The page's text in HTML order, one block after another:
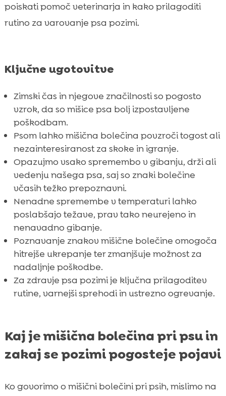
 Kako vključimo CricksyDog v zimsko rutino
za občutljive pse
Preprečevanje mišične bolečine: kako
dolgoročno okrepimo našega psa
 Zaključek
 FAQ
poiskati pomoč veterinarja in kako prilagoditi
rutino za varovanje psa pozimi.
Ključne ugotovitve
Zimski čas in njegove značilnosti so pogosto
vzrok, da so mišice psa bolj izpostavljene
poškodbam.
Psom lahko mišična bolečina povzroči togost ali
nezainteresiranost za skoke in igranje.
Opazujmo vsako spremembo v gibanju, drži ali
vedenju našega psa, saj so znaki bolečine
včasih težko prepoznavni.
Nenadne spremembe v temperaturi lahko
poslabšajo težave, prav tako neurejeno in
nenavadno gibanje.
Poznavanje znakov mišične bolečine omogoča
hitrejše ukrepanje ter zmanjšuje možnost za
nadaljnje poškodbe.
Za zdravje psa pozimi je ključna prilagoditev
rutine, varnejši sprehodi in ustrezno ogrevanje.
Kaj je mišična bolečina pri psu in
zakaj se pozimi pogosteje pojavi
Ko govorimo o mišični bolečini pri psih, mislimo na